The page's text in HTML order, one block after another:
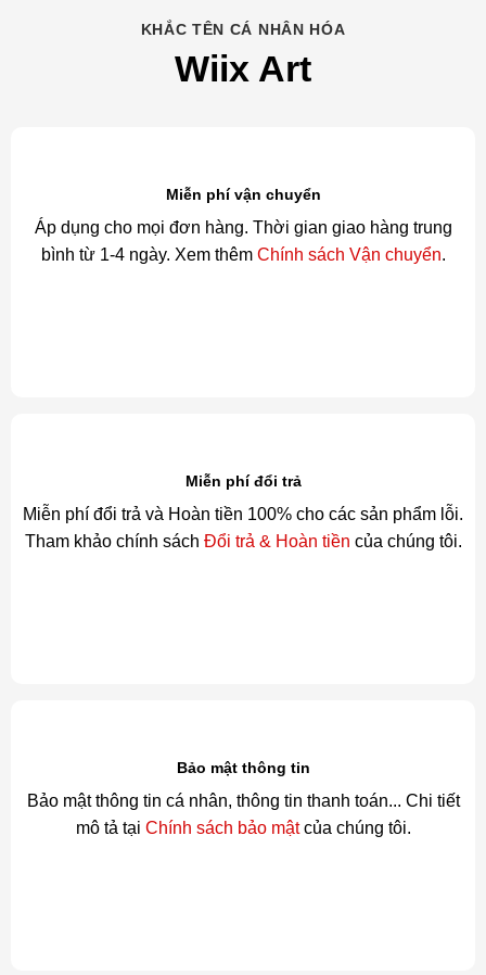
KHẮC TÊN CÁ NHÂN HÓA
Wiix Art
Miễn phí vận chuyển
Áp dụng cho mọi đơn hàng. Thời gian giao hàng trung
bình từ 1-4 ngày. Xem thêm Chính sách Vận chuyển.
Miễn phí đổi trả
Miễn phí đổi trả và Hoàn tiền 100% cho các sản phẩm lỗi.
Tham khảo chính sách Đổi trả & Hoàn tiền của chúng tôi.
Bảo mật thông tin
Bảo mật thông tin cá nhân, thông tin thanh toán... Chi tiết
mô tả tại Chính sách bảo mậtcủa chúng tôi.